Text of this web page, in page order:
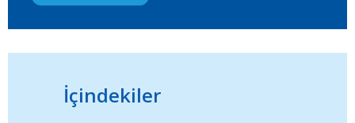
İçindekiler